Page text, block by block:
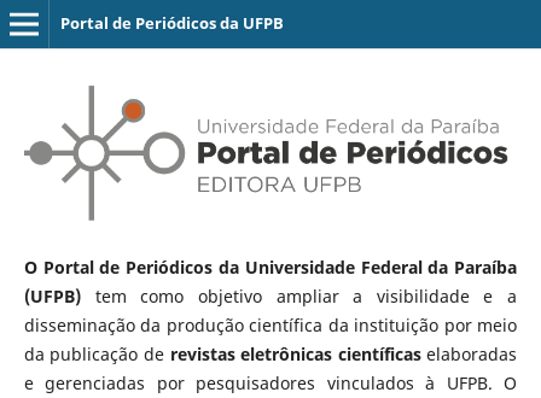
Portal de Periódicos da UFPB
O Portal de Periódicos da Universidade Federal da Paraíba
(UFPB)tem como objetivo ampliar a visibilidade e a
disseminação da produção científica da instituição por meio
da publicação de revistas eletrônicas científicaselaboradas
e gerenciadas por pesquisadores vinculados à UFPB. O